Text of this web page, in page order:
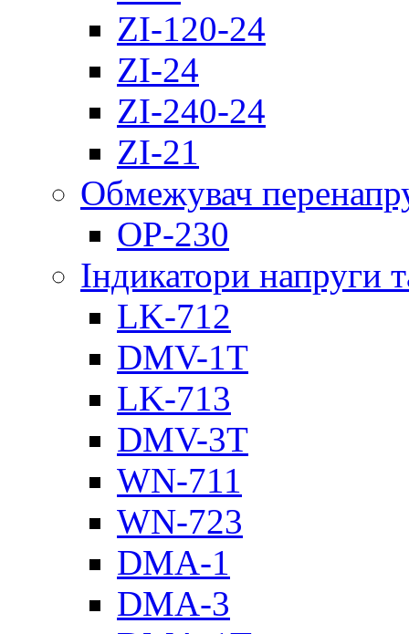
ZI-120-24
ZI-24
ZI-240-24
ZI-21
Обмежувач
OP-230
Індикатори напруги
LK-712
DMV-1T
LK-713
DMV-3T
WN-711
WN-723
DMA-1
DMA-3